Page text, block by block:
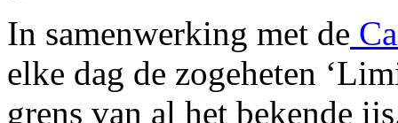
In samenwerking met de
elke dag de zogeheten
grens van al het bekende